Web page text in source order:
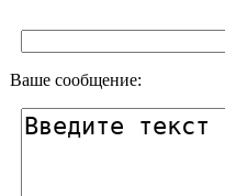
Ваше сообщение: